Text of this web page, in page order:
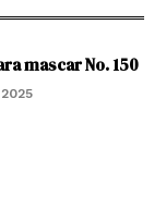
mascar No. 150